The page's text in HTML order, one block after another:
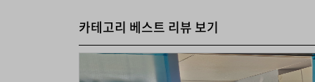
카테고리 베스트 리뷰 보기